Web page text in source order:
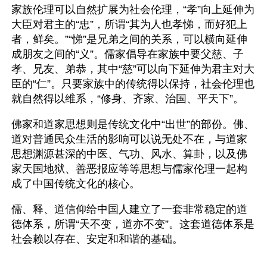
家族伦理可以自然扩展为社会伦理，“孝”向上延伸为
大臣对君主的“忠”，所谓“其为人也孝悌，而好犯上
者，鲜矣。”“悌”是兄弟之间的关系，可以横向延伸
成朋友之间的“义”。儒家倡导在家族中要父慈、子
孝、兄友、弟恭，其中“慈”可以向下延伸为君主对大
臣的“仁”。只要家族中的传统得以保持，社会伦理也
就自然得以维系，“修身、齐家、治国、平天下”。
佛家和道家思想则是传统文化中“出世”的部份。佛、
道对普通民众生活的影响可以说无处不在，与道家
思想渊源甚深的中医、气功、风水、算卦，以及佛
家天国地狱、善恶报应等等思想与儒家伦理一起构
成了中国传统文化的核心。
儒、释、道信仰给中国人建立了一套非常稳定的道
德体系，所谓“天不变，道亦不变”。这套道德体系是
社会赖以存在、安定和和谐的基础。